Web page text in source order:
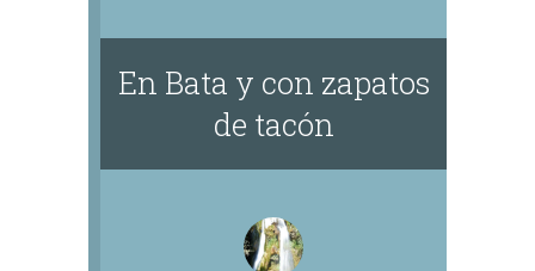
En Bata y con zapatos
de tacón